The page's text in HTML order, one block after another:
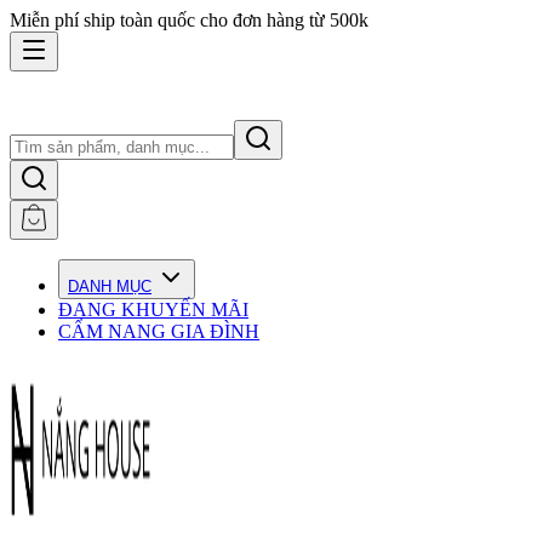
Miễn phí ship toàn quốc cho đơn hàng từ 500k
DANH MỤC
ĐANG KHUYẾN MÃI
CẨM NANG GIA ĐÌNH